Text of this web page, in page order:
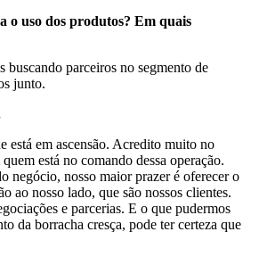
o uso dos produtos? Em quais
buscando parceiros no segmento de
junto.
está em ascensão. Acredito muito no
está no comando dessa operação.
negócio, nosso maior prazer é oferecer o
ao nosso lado, que são nossos clientes.
e parcerias. E o que pudermos
da borracha cresça, pode ter certeza que